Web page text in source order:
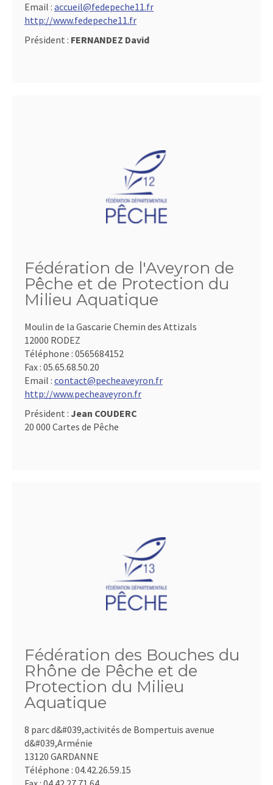
Email : accueil@fedepeche11.fr
http://www.fedepeche11.fr
Président : FERNANDEZ David
Fédération de l'Aveyron de
Pêche et de Protection du
Milieu Aquatique
Moulin de la Gascarie Chemin des Attizals
12000 RODEZ
Téléphone : 0565684152
Fax : 05.65.68.50.20
Email : contact@pecheaveyron.fr
http://www.pecheaveyron.fr
Président : Jean COUDERC
20 000 Cartes de Pêche
Fédération des Bouches du
Rhône de Pêche et de
Protection du Milieu
Aquatique
8 parc d&#039,activités de Bompertuis avenue
d&#039,Arménie
13120 GARDANNE
Téléphone : 04.42.26.59.15